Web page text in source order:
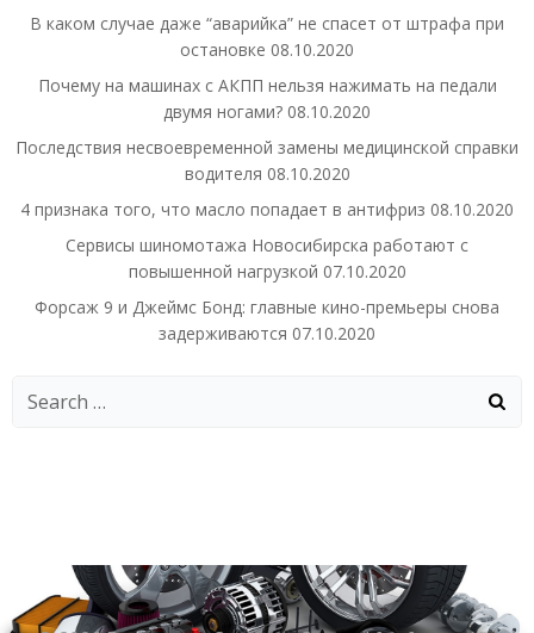
В каком случае даже “аварийка” не спасет от штрафа при
остановке 08.10.2020
Почему на машинах с АКПП нельзя нажимать на педали
двумя ногами? 08.10.2020
Последствия несвоевременной замены медицинской справки
водителя 08.10.2020
4 признака того, что масло попадает в антифриз 08.10.2020
Сервисы шиномотажа Новосибирска работают с
повышенной нагрузкой 07.10.2020
Форсаж 9 и Джеймс Бонд: главные кино-премьеры снова
задерживаются 07.10.2020
Search